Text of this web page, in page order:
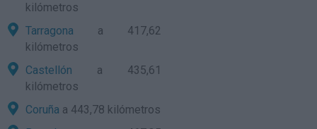
kilómetros
Tarragona a 417,62
kilómetros
Castellón a 435,61
kilómetros
Coruña a 443,78 kilómetros